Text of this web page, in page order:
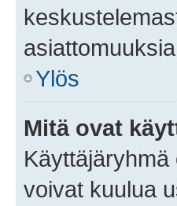
Ylös
Mitä ovat
voivat kuulua